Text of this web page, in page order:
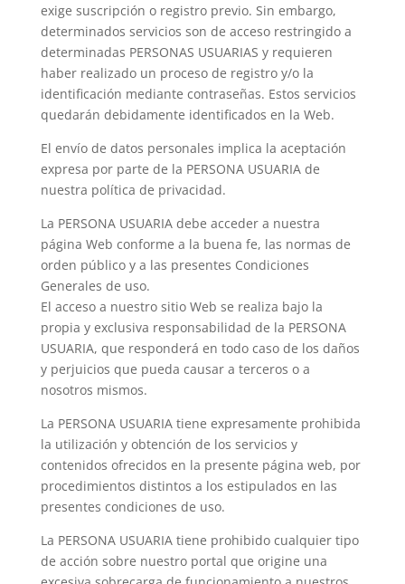
exige suscripción o registro previo. Sin embargo,
determinados servicios son de acceso restringido a
determinadas PERSONAS USUARIAS y requieren
haber realizado un proceso de registro y/o la
identificación mediante contraseñas. Estos servicios
quedarán debidamente identificados en la Web.
El envío de datos personales implica la aceptación
expresa por parte de la PERSONA USUARIA de
nuestra política de privacidad.
La PERSONA USUARIA debe acceder a nuestra
página Web conforme a la buena fe, las normas de
orden público y a las presentes Condiciones
Generales de uso.
El acceso a nuestro sitio Web se realiza bajo la
propia y exclusiva responsabilidad de la PERSONA
USUARIA, que responderá en todo caso de los daños
y perjuicios que pueda causar a terceros o a
nosotros mismos.
La PERSONA USUARIA tiene expresamente prohibida
la utilización y obtención de los servicios y
contenidos ofrecidos en la presente página web, por
procedimientos distintos a los estipulados en las
presentes condiciones de uso.
La PERSONA USUARIA tiene prohibido cualquier tipo
de acción sobre nuestro portal que origine una